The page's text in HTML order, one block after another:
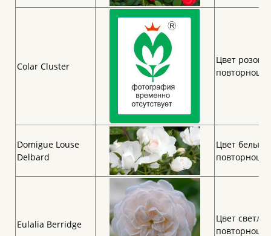
Colar Cluster
Цвет
Domigue Louse
Delbard
Цвет
Eulalia Berridge
Цвет